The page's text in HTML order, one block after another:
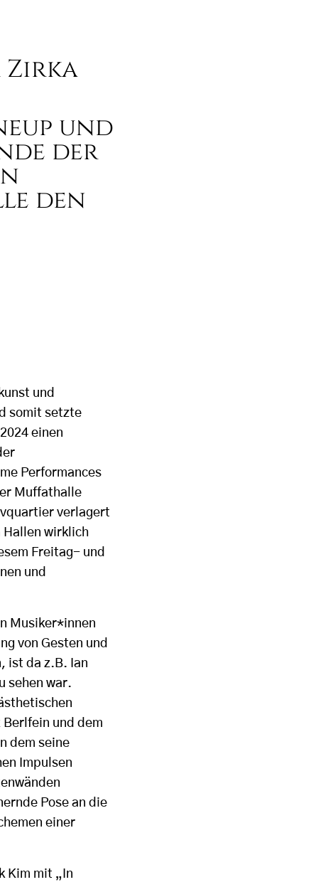
Zirka
und
der
den
und
somit setzte
einen
Performances
Muffathalle
verlagert
Hallen wirklich
Freitag- und
und
Musiker*innen
von Gesten und
ist da z.B. Ian
sehen war.
und dem
dem seine
Impulsen
Pose an die
einer
Kim mit „In